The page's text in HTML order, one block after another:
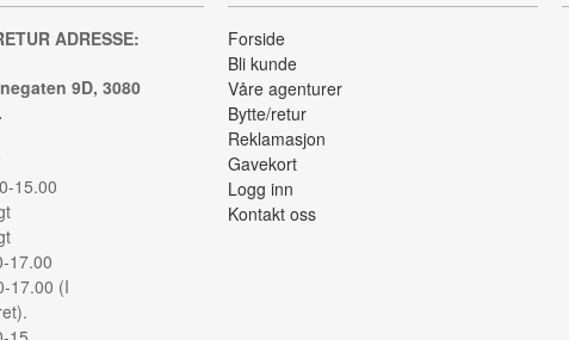
ADRESSE:
9D, 3080
15.00
17.00
17.00 (I
Forside
Bli kunde
Våre agenturer
Bytte/retur
Reklamasjon
Gavekort
Logg inn
Kontakt oss